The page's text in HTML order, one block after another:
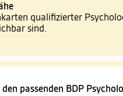
qualifizierter
sind.
den passenden BDP